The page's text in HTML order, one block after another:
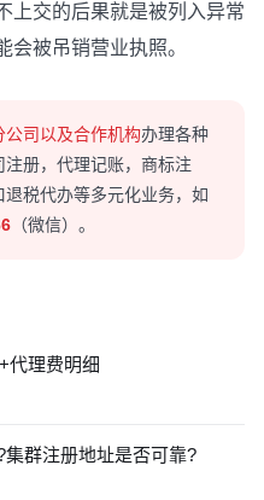
上交的后果就是被列入异常
被吊销营业执照。
公司以及合作机构办理各种
册，代理记账，商标注
税代办等多元化业务，如
（微信）。
代理费明细
群注册地址是否可靠?